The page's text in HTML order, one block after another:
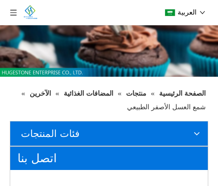
العربية
الصفحة الرئيسية » منتجات » المضافات الغذائية » الآخرين
»
شمع العسل الأصفر الطبيعي
فئات المنتجات
اتصل بنا